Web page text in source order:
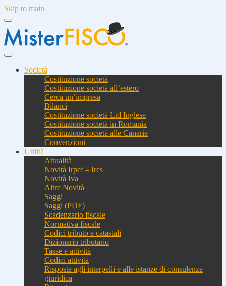
Skip to main
Società
Costituzione società
Costituzione società all’estero
Cerca un’impresa
Bilanci
Costituzione società Ltd Inglese
Costituzione società in Romania
Costituzione società alle Canarie
Convenzioni
Utilità
Attualità
Novità Irpef – Ires
Novità Iva
Altre Novità
Saggi
Saggi (PDF)
Scadenzario fiscale
Normativa fiscale
Codici tributo e catastali
Dizionario tributario
Tasse e attività
Codici attività
Risposte agli interpelli e alle istanze di consulenza
giuridica